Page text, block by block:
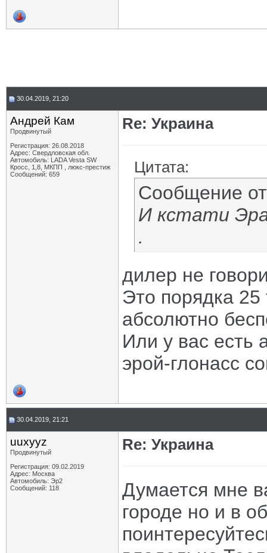
30.04.2019, 21:20
Андрей Кам
Продвинутый
Регистрация: 26.08.2018
Адрес: Свердловская обл.
Автомобиль: LADA Vesta SW
Кросс, 1,8, МКПП , люкс-престиж
Сообщений: 659
Re: Украина
Цитата:
Сообщение
И кстати
.
дилер не
Это порядка
абсолютно
Или у вас есть
эрой-глонасс
30.04.2019, 21:21
uuxyyz
Продвинутый
Регистрация: 09.02.2019
Адрес: Москва
Автомобиль: Эр2
Сообщений: 118
Re: Украина
Думается мне
городе но и в